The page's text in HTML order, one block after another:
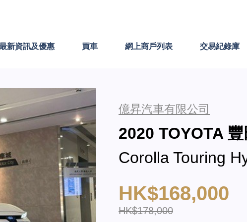
新資訊及優惠 買車 網上商戶列表 交易紀錄庫
億昇汽車有限公司
2020 TOYOTA 豐
Corolla Touring
HK$168,000
HK$178,000